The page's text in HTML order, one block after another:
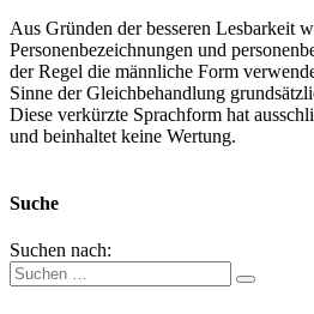
Aus Gründen der besseren Lesbarkeit
Personenbezeichnungen und
der Regel die männliche Form
Sinne der Gleichbehandlung
Diese verkürzte Sprachform hat
und beinhaltet keine Wertung.
Suche
Suchen nach: